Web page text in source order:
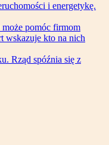
i energetykę.
może pomóc firmom
wskazuje kto na nich
Rząd spóźnia się z